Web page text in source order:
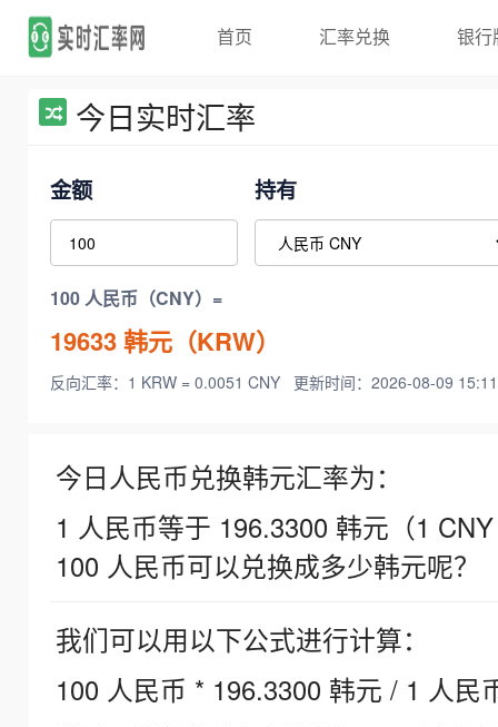
首页 汇率兑换 银行
今日实时汇率
金额 持有
100 人民币（CNY）=
19633韩元（KRW）
反向汇率：1 KRW = 0.0051 CNY 更新时间：2026-08-09
今日人民币兑换韩元汇率为：
1 人民币等于 196.3300 韩元（1
100 人民币可以兑换成多少韩元呢？
我们可以用以下公式进行计算：
100 人民币 * 196.3300 韩元 / 1 人民